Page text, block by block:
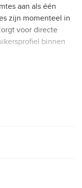
aan als één
zijn momenteel in
voor directe
binnen